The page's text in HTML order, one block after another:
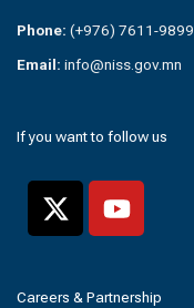
Phone: (+976) 7611-9899
Email: info@niss.gov.mn
If you want to follow us
Careers & Partnership